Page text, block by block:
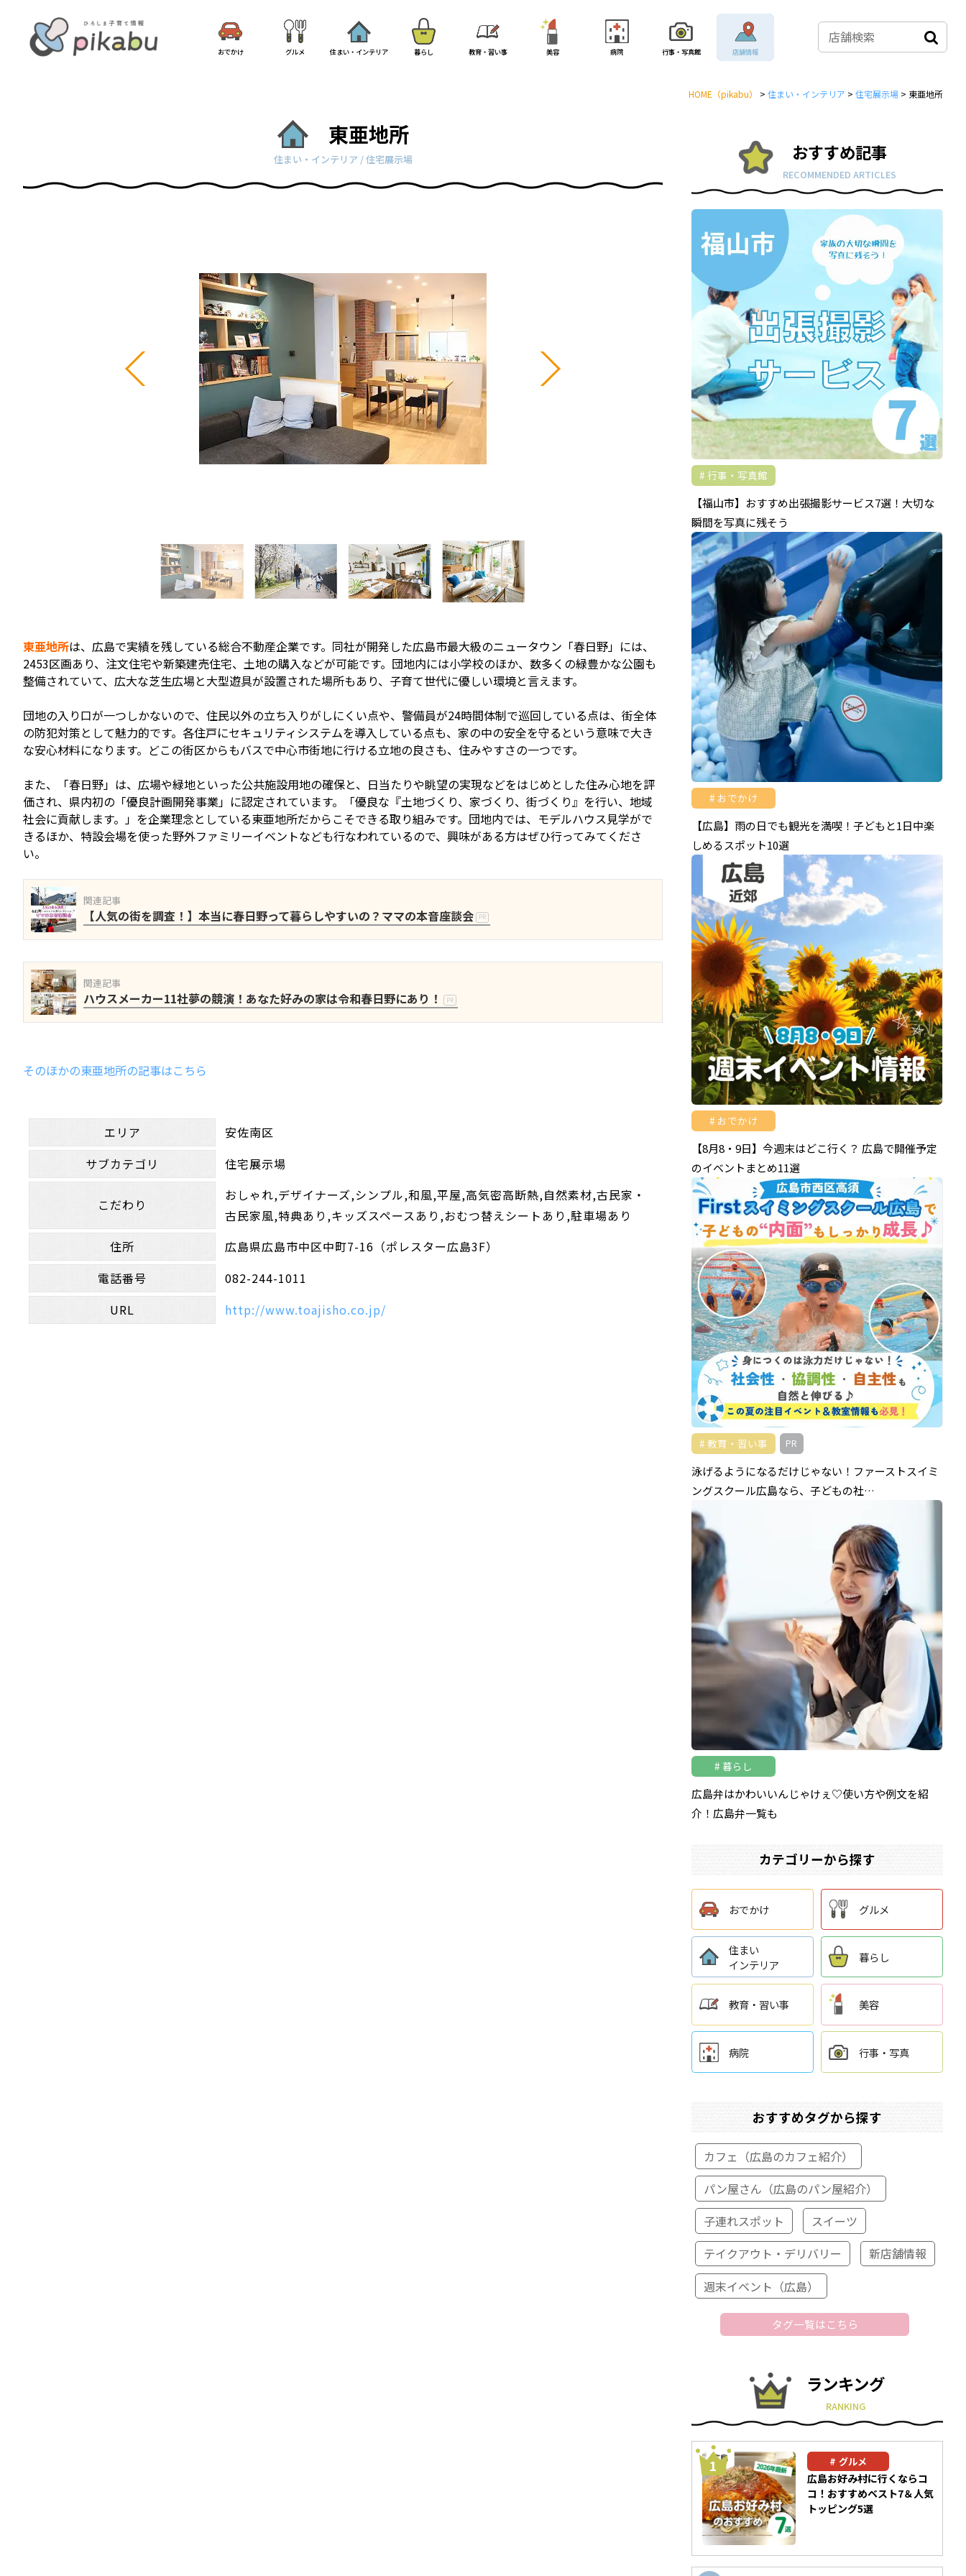
おでかけ グルメ 住まい・インテリア 暮らし 教育・習い事 美容 病院 行事・写真館 店舗情報
HOME （pikabu） > 住まい・インテリア > 住宅展示場 > 東亜地所
東亜地所
住まい・インテリア / 住宅展示場
東亜地所は、広島で実績を残している総合不動産企業です。同社が開発した広島市最大級のニュータウン「春日野」には、
2453区画あり、注文住宅や新築建売住宅、土地の購入などが可能です。団地内には小学校のほか、数多くの緑豊かな公園も
整備されていて、広大な芝生広場と大型遊具が設置された場所もあり、子育て世代に優しい環境と言えます。
団地の入り口が一つしかないので、住民以外の立ち入りがしにくい点や、警備員が24時間体制で巡回している点は、街全体
の防犯対策として魅力的です。各住戸にセキュリティシステムを導入している点も、家の中の安全を守るという意味で大き
な安心材料になります。どこの街区からもバスで中心市街地に行ける立地の良さも、住みやすさの一つです。
また、「春日野」は、広場や緑地といった公共施設用地の確保と、日当たりや眺望の実現などをはじめとした住み心地を評
価され、県内初の「優良計画開発事業」に認定されています。「優良な『土地づくり、家づくり、街づくり』を行い、地域
社会に貢献します。」を企業理念としている東亜地所だからこそできる取り組みです。団地内では、モデルハウス見学がで
きるほか、特設会場を使った野外ファミリーイベントなども行なわれているので、興味がある方はぜひ行ってみてくださ
い。
関連記事
【人気の街を調査！】本当に春日野って暮らしやすいの？ママの本音座談会 PR
関連記事
ハウスメーカー11社夢の競演！あなた好みの家は令和春日野にあり！ PR
そのほかの東亜地所の記事はこちら
エリア
安佐南区
サブカテゴリ
住宅展示場
こだわり
おしゃれ,デザイナーズ,シンプル,和風,平屋,高気密高断熱,自然素材,古民家・
古民家風,特典あり,キッズスペースあり,おむつ替えシートあり,駐車場あり
住所
広島県広島市中区中町7-16（ポレスター広島3F）
電話番号
082-244-1011
URL
http://www.toajisho.co.jp/
おすすめ記事
RECOMMENDED ARTICLES
行事・写真館
【福山市】おすすめ出張撮影サービス7選！大切な
瞬間を写真に残そう
おでかけ
【広島】雨の日でも観光を満喫！子どもと1日中楽
しめるスポット10選
おでかけ
【8月8・9日】今週末はどこ行く？ 広島で開催予定
のイベントまとめ11選
教育・習い事 PR
泳げるようになるだけじゃない！ファーストスイミ
ングスクール広島なら、子どもの社…
暮らし
広島弁はかわいいんじゃけぇ♡使い方や例文を紹
介！広島弁一覧も
カテゴリーから探す
おでかけ グルメ
住まい
インテリア
暮らし
教育・習い事 美容
病院 行事・写真
おすすめタグから探す
カフェ（広島のカフェ紹介）
パン屋さん（広島のパン屋紹介）
子連れスポット
スイーツ
テイクアウト・デリバリー
新店舗情報
週末イベント（広島）
タグ一覧はこちら
ランキング
RANKING
グルメ
広島お好み村に行くならコ
コ！おすすめベスト7＆人気
トッピング5選